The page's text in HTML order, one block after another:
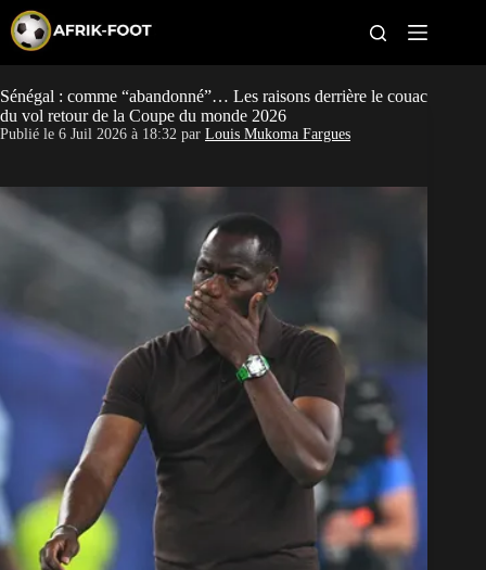
p
t
o
c
o
t
CAN féminine
Pays
Clubs
Classement
Paris sportifs
Sénégal : comme “abandonné”… Les raisons derrière le couac
du vol retour de la Coupe du monde 2026
Publié le 6 Juil 2026 à 18:32 par Louis Mukoma Fargues